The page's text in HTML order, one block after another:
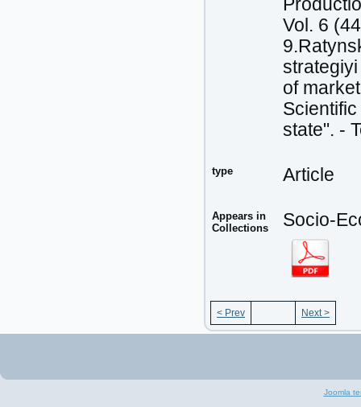
Vol. 6
of
state". -
type Article
Appears in
Collections
Socio-
< Prev Next >
Joomla